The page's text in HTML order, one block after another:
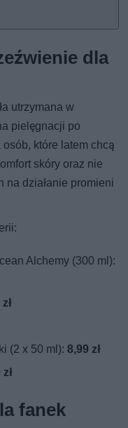
dla
utrzymana w
pielęgnacji po
które latem chcą
skóry oraz nie
na działanie promieni
Alchemy (300 ml):
(2 x 50 ml):8,99 zł
fanek